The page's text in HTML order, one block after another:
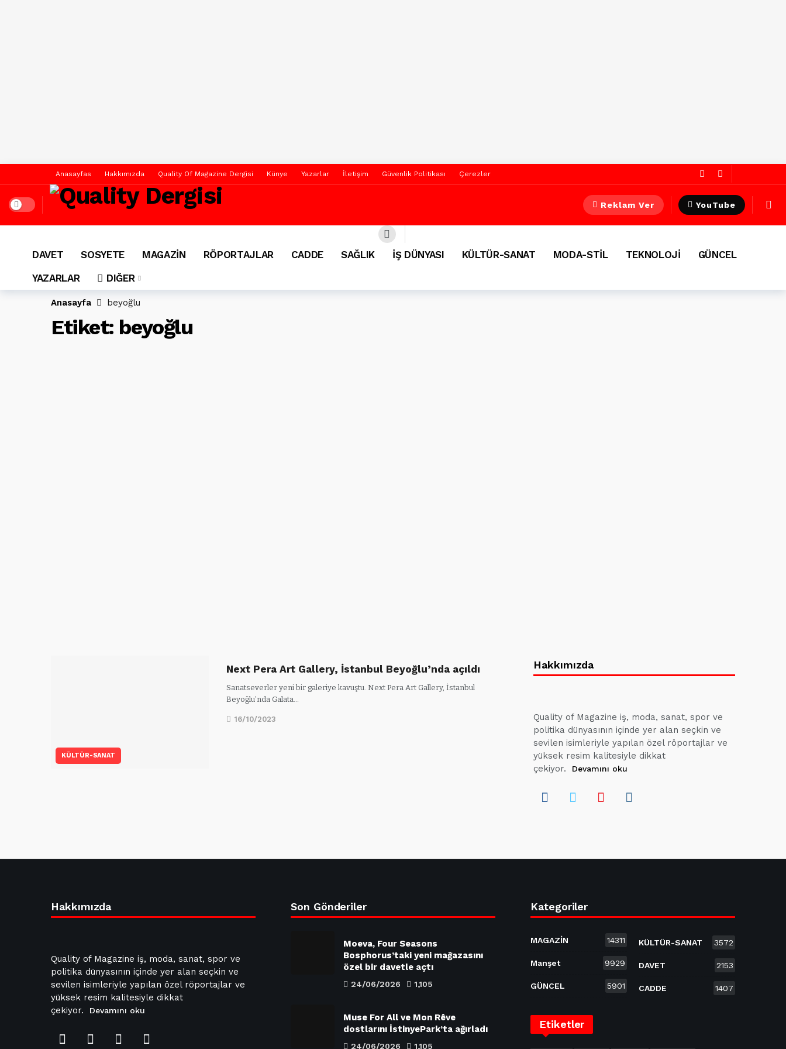
Anasayfas Hakkımızda Quality Of Magazine Dergisi Künye Yazarlar İletişim Güvenlik Politikası Çerezler
Dark mode Reklam Ver YouTube
DAVET SOSYETE MAGAZİN RÖPORTAJLAR CADDE SAĞLIK İŞ DÜNYASI KÜLTÜR-SANAT MODA-STİL TEKNOLOJİ
GÜNCEL
YAZARLAR
DIĞER
Anasayfa beyoğlu
Etiket: beyoğlu
KÜLTÜR-SANAT
Next Pera Art Gallery, İstanbul Beyoğlu’nda açıldı
Sanatseverler yeni bir galeriye kavuştu. Next Pera Art Gallery, İstanbul
Beyoğlu’nda Galata…
16/10/2023
Hakkımızda
Quality of Magazine iş, moda, sanat, spor ve
politika dünyasının içinde yer alan seçkin ve
sevilen isimleriyle yapılan özel röportajlar ve
yüksek resim kalitesiyle dikkat
çekiyor.
Devamını oku
Hakkımızda
Quality of Magazine iş, moda, sanat, spor ve
politika dünyasının içinde yer alan seçkin ve
sevilen isimleriyle yapılan özel röportajlar ve
yüksek resim kalitesiyle dikkat
çekiyor.
Devamını oku
Son Gönderiler
Moeva, Four Seasons
Bosphorus’taki yeni mağazasını
özel bir davetle açtı
24/06/2026 1,105
Muse For All ve Mon Rêve
dostlarını İstinyePark’ta ağırladı
24/06/2026 1,105
Kategoriler
MAGAZİN 14311
Manşet 9929
GÜNCEL 5901
KÜLTÜR-SANAT 3572
DAVET 2153
CADDE 1407
Etiketler